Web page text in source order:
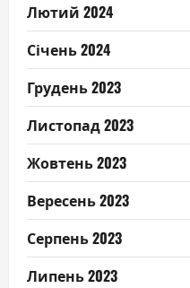
Лютий 2024
Січень 2024
Грудень 2023
Листопад 2023
Жовтень 2023
Вересень 2023
Серпень 2023
Липень 2023